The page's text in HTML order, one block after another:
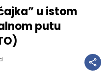
u istom
putu